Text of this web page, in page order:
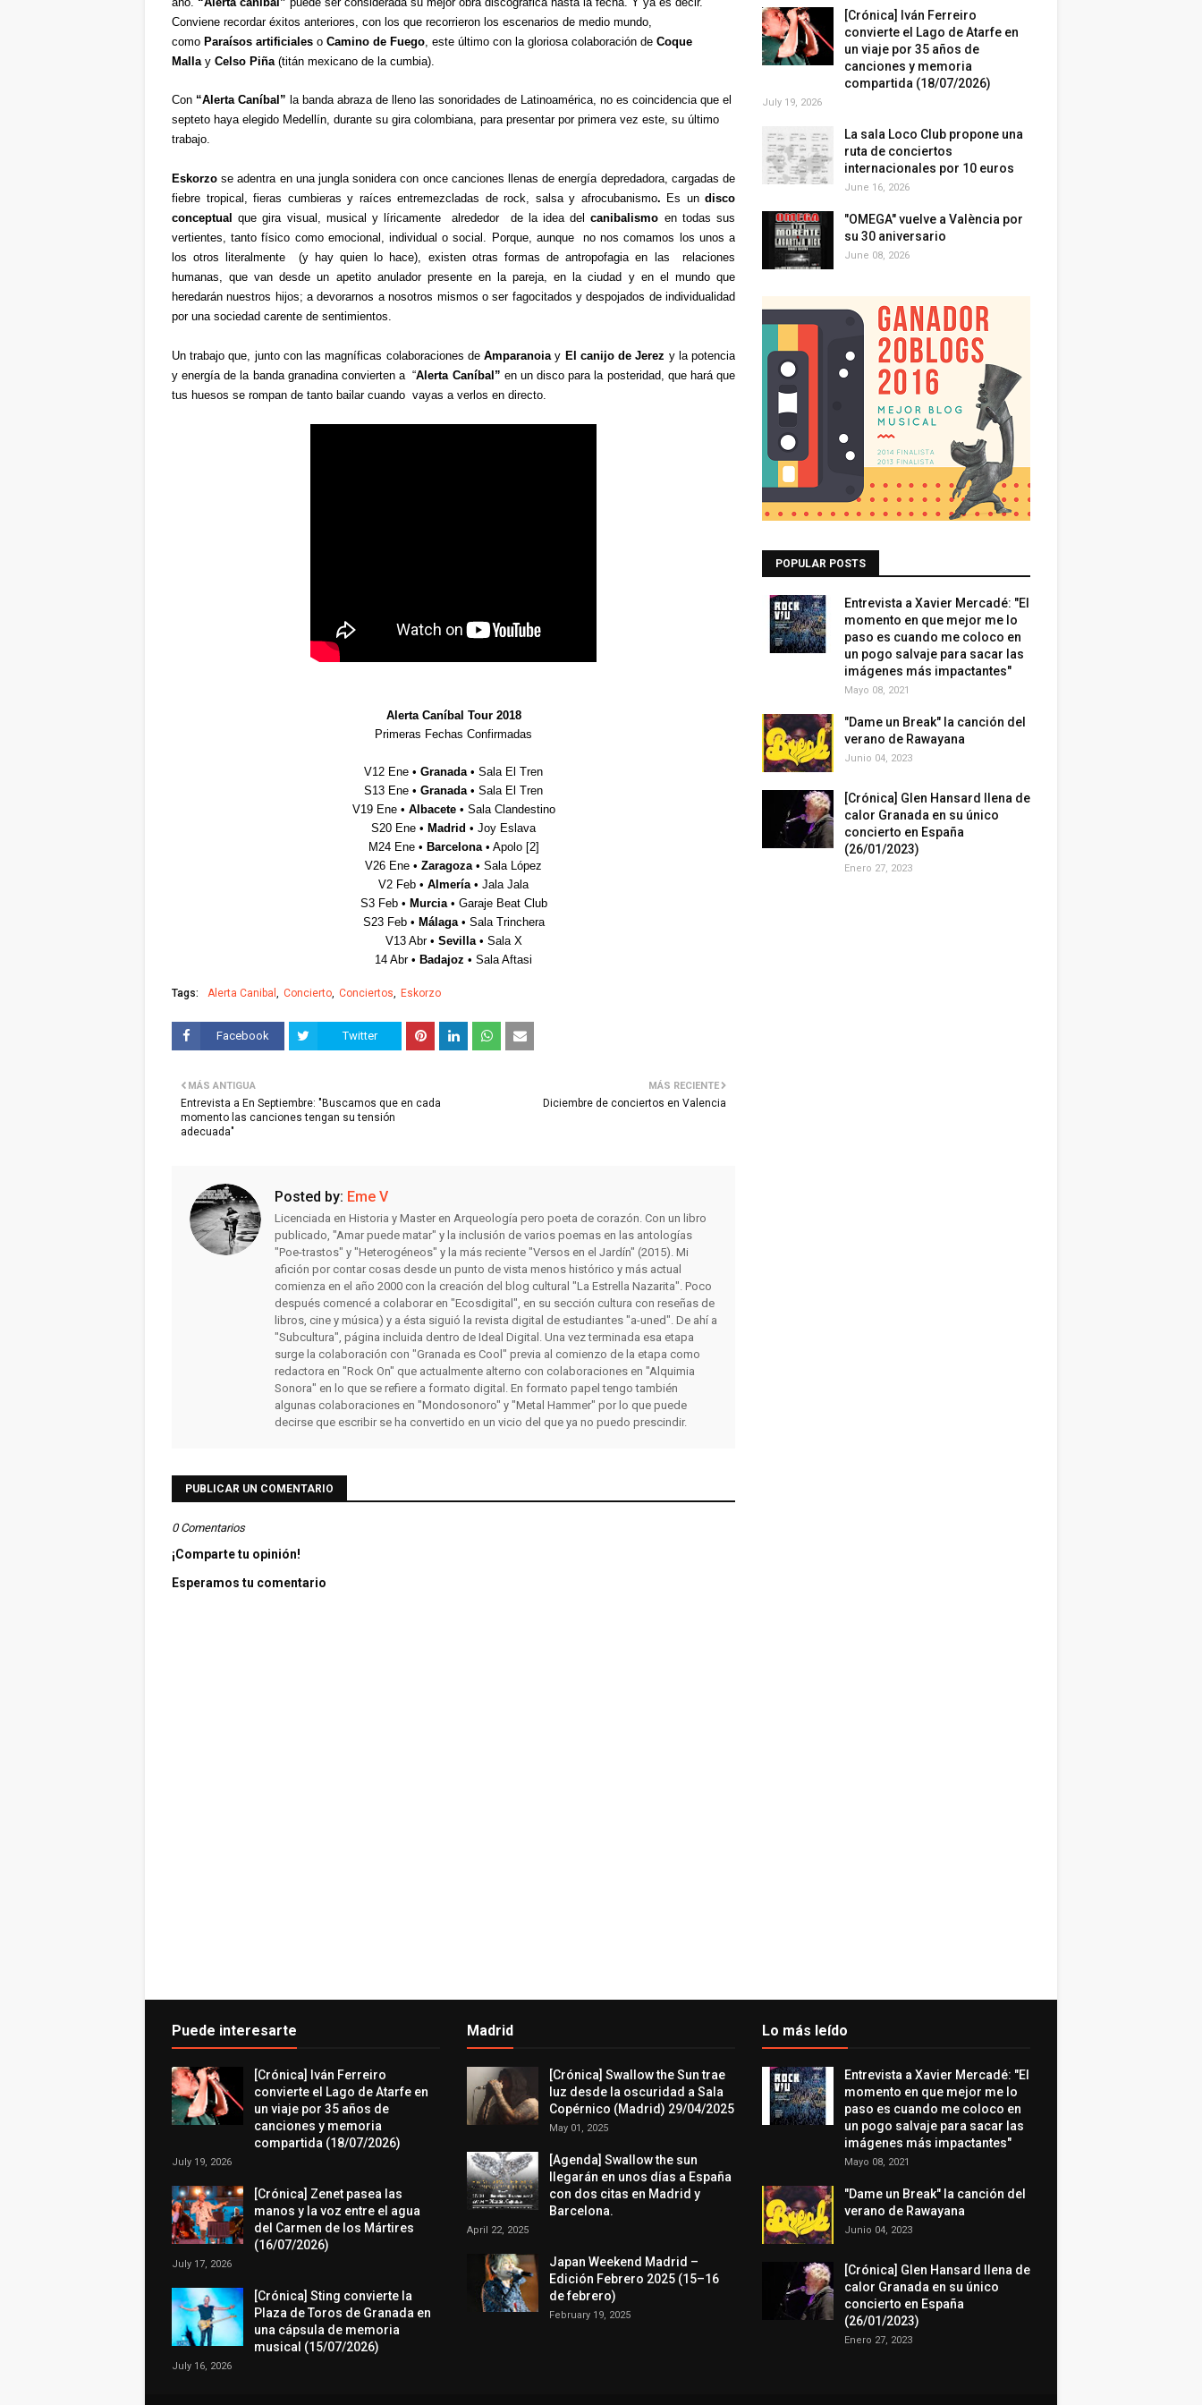
Conviene recordar éxitos anteriores, con los que recorrieron los escenarios de medio mundo,
como Paraísos artificiales o Camino de Fuego, este último con la gloriosa colaboración de Coque
Mallay Celso Piña(titán mexicano de la cumbia).
Con “Alerta Caníbal ” la banda abraza de lleno las sonoridades de Latinoamérica, no es coincidencia que el
septeto haya elegido Medellín, durante su gira colombiana, para presentar por primera vez este, su último
trabajo.
Eskorzose adentra en una jungla sonidera con once canciones llenas de energía depredadora, cargadas de
fiebre tropical, fieras cumbieras y raíces entremezcladas de rock, salsa y afrocubanismo. Es un disco
conceptual que gira visual, musical y líricamente alrededor de la idea delcanibalismo en todas sus
vertientes, tanto físico como emocional, individual o social. Porque, aunque no nos comamos los unos a
los otros literalmente (y hay quien lo hace), existen otras formas de antropofagia en las relaciones
humanas, que van desde un apetito anulador presente en la pareja, en la ciudad y en el mundo que
heredarán nuestros hijos; a devorarnos a nosotros mismos o ser fagocitados y despojados de individualidad
por una sociedad carente de sentimientos.
Un trabajo que, junto con las magníficas colaboraciones deAmparanoiay El canijo de Jerez y la potencia
y energía de la banda granadina convierten a “Alerta Caníbal ” en un disco para la posteridad, que hará que
tus huesos se rompan de tanto bailar cuando vayas a verlos en directo.
Alerta Caníbal Tour 2018
Primeras Fechas Confirmadas
V12 Ene • Granada• Sala El Tren
S13 Ene • Granada• Sala El Tren
V19 Ene • Albacete• Sala Clandestino
S20 Ene • Madrid • Joy Eslava
M24 Ene • Barcelona• Apolo [2]
V26 Ene • Zaragoza• Sala López
V2 Feb • Almería• Jala Jala
S3 Feb • Murcia• Garaje Beat Club
S23 Feb • Málaga• Sala Trinchera
V13 Abr • Sevilla • Sala X
14 Abr • Badajoz • Sala Aftasi
Tags: Alerta Canibal Concierto Conciertos Eskorzo
Facebook Twitter
MÁS RECIENTE
Diciembre de conciertos en Valencia
MÁS ANTIGUA
Entrevista a En Septiembre: "Buscamos que en cada
momento las canciones tengan su tensión
adecuada"
Posted by: Eme V
Licenciada en Historia y Master en Arqueología pero poeta de corazón. Con un libro
publicado, "Amar puede matar" y la inclusión de varios poemas en las antologías
"Poe-trastos" y "Heterogéneos" y la más reciente "Versos en el Jardín" (2015). Mi
afición por contar cosas desde un punto de vista menos histórico y más actual
comienza en el año 2000 con la creación del blog cultural "La Estrella Nazarita". Poco
después comencé a colaborar en "Ecosdigital", en su sección cultura con reseñas de
libros, cine y música) y a ésta siguió la revista digital de estudiantes "a-uned". De ahí a
"Subcultura", página incluida dentro de Ideal Digital. Una vez terminada esa etapa
surge la colaboración con "Granada es Cool" previa al comienzo de la etapa como
redactora en "Rock On" que actualmente alterno con colaboraciones en "Alquimia
Sonora" en lo que se refiere a formato digital. En formato papel tengo también
algunas colaboraciones en "Mondosonoro" y "Metal Hammer" por lo que puede
decirse que escribir se ha convertido en un vicio del que ya no puedo prescindir.
PUBLICAR UN COMENTARIO
0 Comentarios
¡Comparte tu opinión!
Esperamos tu comentario
[Crónica] Iván Ferreiro
convierte el Lago de Atarfe en
un viaje por 35 años de
canciones y memoria
compartida (18/07/2026)
July 19, 2026
La sala Loco Club propone una
ruta de conciertos
internacionales por 10 euros
June 16, 2026
"OMEGA" vuelve a València por
su 30 aniversario
June 08, 2026
POPULAR POSTS
Entrevista a Xavier Mercadé: "El
momento en que mejor me lo
paso es cuando me coloco en
un pogo salvaje para sacar las
imágenes más impactantes"
Mayo 08, 2021
"Dame un Break" la canción del
verano de Rawayana
Junio 04, 2023
[Crónica] Glen Hansard llena de
calor Granada en su único
concierto en España
(26/01/2023)
Enero 27, 2023
Puede interesarte
[Crónica] Iván Ferreiro
convierte el Lago de Atarfe en
un viaje por 35 años de
canciones y memoria
compartida (18/07/2026)
July 19, 2026
[Crónica] Zenet pasea las
manos y la voz entre el agua
del Carmen de los Mártires
(16/07/2026)
July 17, 2026
[Crónica] Sting convierte la
Plaza de Toros de Granada en
una cápsula de memoria
musical (15/07/2026)
July 16, 2026
Madrid
[Crónica] Swallow the Sun trae
luz desde la oscuridad a Sala
Copérnico (Madrid) 29/04/2025
May 01, 2025
[Agenda] Swallow the sun
llegarán en unos días a España
con dos citas en Madrid y
Barcelona.
April 22, 2025
Japan Weekend Madrid –
Edición Febrero 2025 (15–16
de febrero)
February 19, 2025
Lo más leído
Entrevista a Xavier Mercadé: "El
momento en que mejor me lo
paso es cuando me coloco en
un pogo salvaje para sacar las
imágenes más impactantes"
Mayo 08, 2021
"Dame un Break" la canción del
verano de Rawayana
Junio 04, 2023
[Crónica] Glen Hansard llena de
calor Granada en su único
concierto en España
(26/01/2023)
Enero 27, 2023